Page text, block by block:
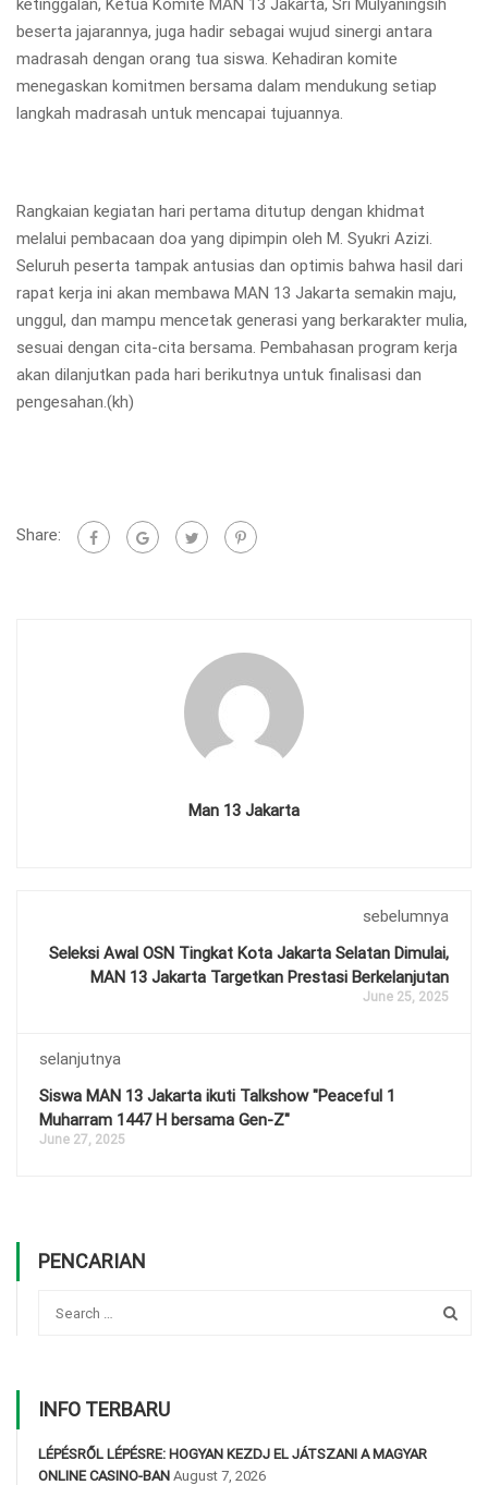
beserta jajarannya, juga hadir sebagai wujud sinergi antara
madrasah dengan orang tua siswa. Kehadiran komite
menegaskan komitmen bersama dalam mendukung setiap
langkah madrasah untuk mencapai tujuannya.
Rangkaian kegiatan hari pertama ditutup dengan khidmat
melalui pembacaan doa yang dipimpin oleh M. Syukri Azizi.
Seluruh peserta tampak antusias dan optimis bahwa hasil dari
rapat kerja ini akan membawa MAN 13 Jakarta semakin maju,
unggul, dan mampu mencetak generasi yang berkarakter mulia,
sesuai dengan cita-cita bersama. Pembahasan program kerja
akan dilanjutkan pada hari berikutnya untuk finalisasi dan
pengesahan.(kh)
Share:
Man 13 Jakarta
sebelumnya
Seleksi Awal OSN Tingkat Kota Jakarta Selatan Dimulai,
MAN 13 Jakarta Targetkan Prestasi Berkelanjutan
June 25, 2025
selanjutnya
Siswa MAN 13 Jakarta ikuti Talkshow "Peaceful 1
Muharram 1447 H bersama Gen-Z"
June 27, 2025
PENCARIAN
INFO TERBARU
LÉPÉSRŐL LÉPÉSRE: HOGYAN KEZDJ EL JÁTSZANI A MAGYAR
ONLINE CASINO-BAN August 7, 2026